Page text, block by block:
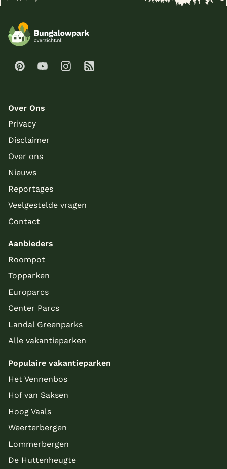
Over Ons
Privacy
Disclaimer
Over ons
Nieuws
Reportages
Veelgestelde vragen
Contact
Aanbieders
Roompot
Topparken
Europarcs
Center Parcs
Landal Greenparks
Alle vakantieparken
Populaire vakantieparken
Het Vennenbos
Hof van Saksen
Hoog Vaals
Weerterbergen
Lommerbergen
De Huttenheugte